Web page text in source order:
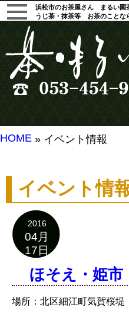
浜松市のお茶屋さん まるい園
うじ茶・抹茶等 お茶のことな
HOME » イベント情報
イベント情
2016
04月
17日
ほそえ・姫
場所：北区細江町気賀桜堤